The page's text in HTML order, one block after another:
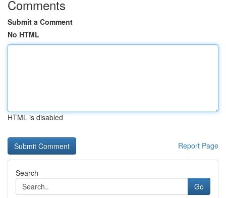
Comments
Submit a Comment
No HTML
HTML is disabled
Report Page
Search
Go